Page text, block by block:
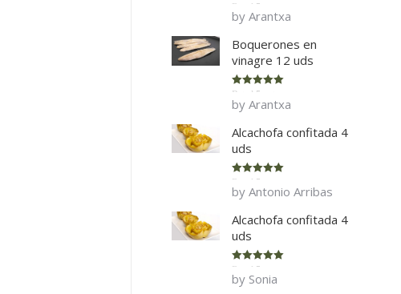
Rated 5
of 5
by Arantxa
Boquerones en
vinagre 12 uds
Rated 5
of 5
by Arantxa
Alcachofa confitada 4
uds
Rated 5
of 5
by Antonio Arribas
Alcachofa confitada 4
uds
Rated 5
of 5
by Sonia